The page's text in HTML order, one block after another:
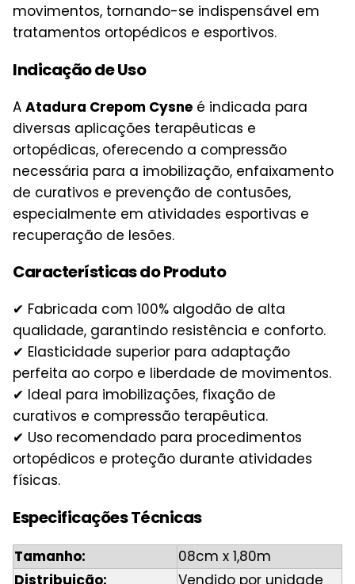
movimentos, tornando-se indispensável em
tratamentos ortopédicos e esportivos.
Indicação de Uso
A Atadura Crepom Cysne é indicada para
diversas aplicações terapêuticas e
ortopédicas, oferecendo a compressão
necessária para a imobilização, enfaixamento
de curativos e prevenção de contusões,
especialmente em atividades esportivas e
recuperação de lesões.
Características do Produto
✔ Fabricada com 100% algodão de alta
qualidade, garantindo resistência e conforto.
✔ Elasticidade superior para adaptação
perfeita ao corpo e liberdade de movimentos.
✔ Ideal para imobilizações, fixação de
curativos e compressão terapêutica.
✔ Uso recomendado para procedimentos
ortopédicos e proteção durante atividades
físicas.
Especificações Técnicas
Tamanho:
08cm x 1,80m
Distribuição:
Vendido por unidade